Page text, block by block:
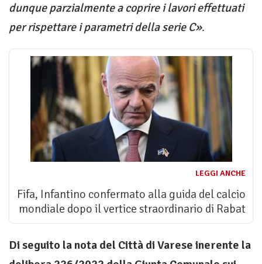
dunque parzialmente a coprire i lavori effettuati
per rispettare i parametri della serie C».
LEGGI ANCHE
Fifa, Infantino confermato alla guida del calcio
mondiale dopo il vertice straordinario di Rabat
Di seguito la nota del Città di Varese inerente la